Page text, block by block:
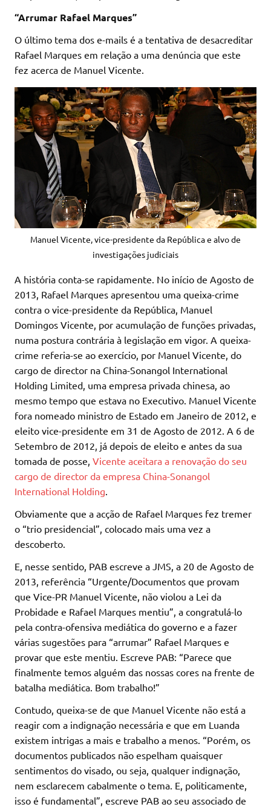
“Arrumar Rafael Marques”
O último tema dos e-mails é a tentativa de desacreditar
Rafael Marques em relação a uma denúncia que este
fez acerca de Manuel Vicente.
Manuel Vicente, vice-presidente da República e alvo de
investigações judiciais
A história conta-se rapidamente. No início de Agosto de
2013, Rafael Marques apresentou uma queixa-crime
contra o vice-presidente da República, Manuel
Domingos Vicente, por acumulação de funções privadas,
numa postura contrária à legislação em vigor. A queixa-
crime referia-se ao exercício, por Manuel Vicente, do
cargo de director na China-Sonangol International
Holding Limited, uma empresa privada chinesa, ao
mesmo tempo que estava no Executivo. Manuel Vicente
fora nomeado ministro de Estado em Janeiro de 2012, e
eleito vice-presidente em 31 de Agosto de 2012. A 6 de
Setembro de 2012, já depois de eleito e antes da sua
tomada de posse, Vicente aceitara a renovação do seu
cargo de director da empresa China-Sonangol
International Holding
Obviamente que a acção de Rafael Marques fez tremer
o “trio presidencial”, colocado mais uma vez a
descoberto.
E, nesse sentido, PAB escreve a JMS, a 20 de Agosto de
2013, referência “Urgente/Documentos que provam
que Vice-PR Manuel Vicente, não violou a Lei da
Probidade e Rafael Marques mentiu”, a congratulá-lo
pela contra-ofensiva mediática do governo e a fazer
várias sugestões para “arrumar” Rafael Marques e
provar que este mentiu. Escreve PAB: “Parece que
finalmente temos alguém das nossas cores na frente de
batalha mediática. Bom trabalho!”
Contudo, queixa-se de que Manuel Vicente não está a
reagir com a indignação necessária e que em Luanda
existem intrigas a mais e trabalho a menos. “Porém, os
documentos publicados não espelham quaisquer
sentimentos do visado, ou seja, qualquer indignação,
nem esclarecem cabalmente o tema. E, politicamente,
isso é fundamental”, escreve PAB ao seu associado de